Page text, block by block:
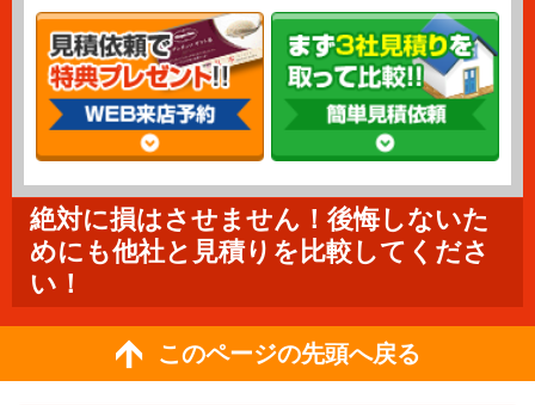
絶対に損はさせません！後悔しないた
めにも他社と見積りを比較してくださ
い！
このページの先頭へ戻る